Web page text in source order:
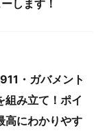
します！
・ガバメント
組み立て！ポイ
高にわかりやす